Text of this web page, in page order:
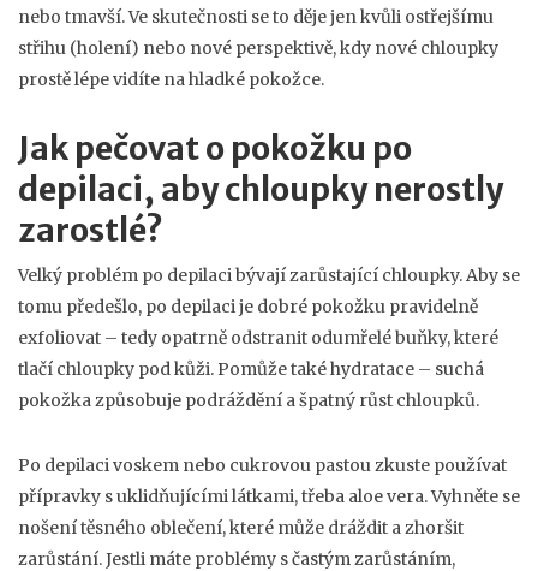
nebo tmavší. Ve skutečnosti se to děje jen kvůli ostřejšímu
střihu (holení) nebo nové perspektivě, kdy nové chloupky
prostě lépe vidíte na hladké pokožce.
Jak pečovat o pokožku po
depilaci, aby chloupky nerostly
zarostlé?
Velký problém po depilaci bývají zarůstající chloupky. Aby se
tomu předešlo, po depilaci je dobré pokožku pravidelně
exfoliovat – tedy opatrně odstranit odumřelé buňky, které
tlačí chloupky pod kůži. Pomůže také hydratace – suchá
pokožka způsobuje podráždění a špatný růst chloupků.
Po depilaci voskem nebo cukrovou pastou zkuste používat
přípravky s uklidňujícími látkami, třeba aloe vera. Vyhněte se
nošení těsného oblečení, které může dráždit a zhoršit
zarůstání. Jestli máte problémy s častým zarůstáním,